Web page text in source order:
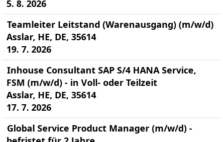
5. 8. 2026
Teamleiter Leitstand (Warenausgang) (m/w/d)
Asslar, HE, DE, 35614
19. 7. 2026
Inhouse Consultant SAP S/4 HANA Service,
FSM (m/w/d) - in Voll- oder Teilzeit
Asslar, HE, DE, 35614
17. 7. 2026
Global Service Product Manager (m/w/d) -